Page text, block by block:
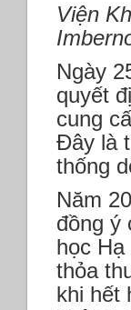
Viện
Ngày
quyết
cung
Đây là
thống
Năm
đồng ý
học
thỏa
khi hết